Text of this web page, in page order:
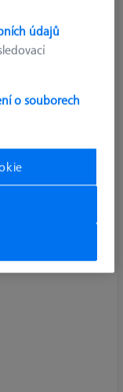
údajů
o souborech